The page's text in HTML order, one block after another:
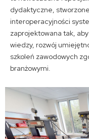
dydaktyczne,
interoperacyjności
zaprojektowana tak,
wiedzy, rozwój
szkoleń zawodowych
branżowymi.